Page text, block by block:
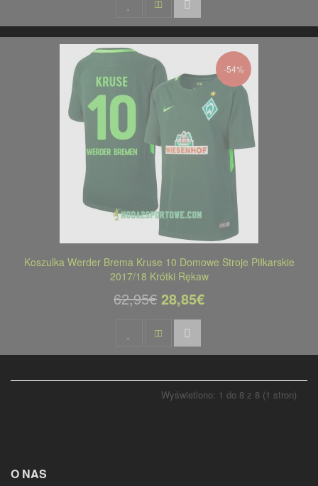
-54%
Koszulka Werder Brema Kruse 10 Domowe Stroje Piłkarskie
2017/18 Krótki Rękaw
62,95€ 28,85€
Wyświetlono: 1 do 8 z 8 (1 stron)
O NAS